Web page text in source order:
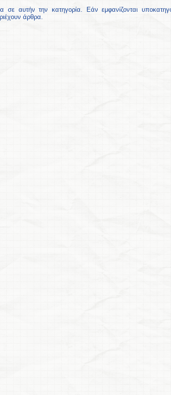
αυτήν την κατηγορία. Εάν εμφανίζονται
άρθρα.